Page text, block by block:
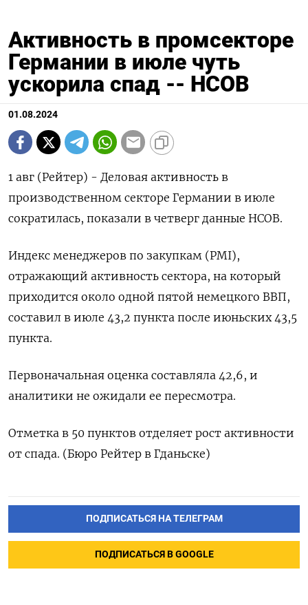
Активность в промсекторе
Германии в июле чуть
ускорила спад -- HCOB
01.08.2024
1 авг (Рейтер) - Деловая активность в
производственном секторе Германии в июле
сократилась, показали в четверг данные HCOB.
Индекс менеджеров по закупкам (PMI),
отражающий активность сектора, на который
приходится около одной пятой немецкого ВВП,
составил в июле 43,2 пункта после июньских 43,5
пункта.
Первоначальная оценка составляла 42,6, и
аналитики не ожидали ее пересмотра.
Отметка в 50 пунктов отделяет рост активности
от спада. (Бюро Рейтер в Гданьске)
ПОДПИСАТЬСЯ НА ТЕЛЕГРАМ
ПОДПИСАТЬСЯ В GOOGLE